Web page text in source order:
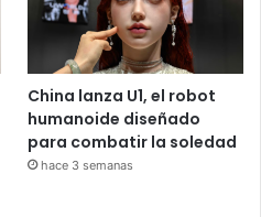
China lanza U1, el robot
humanoide diseñado
para combatir la soledad
hace 3 semanas